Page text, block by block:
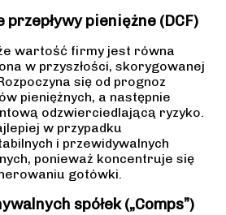
przepływy pieniężne (DCF)
wartość firmy jest równa
w przyszłości, skorygowanej
się od prognoz
pieniężnych, a następnie
odzwierciedlającą ryzyko.
w przypadku
i przewidywalnych
ponieważ koncentruje się
gotówki.
spółek („Comps”)